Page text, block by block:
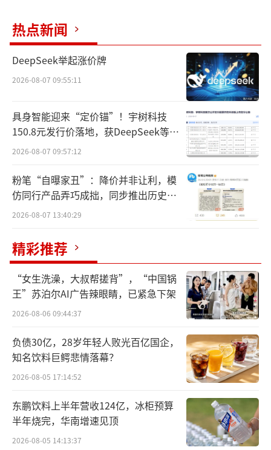
海外巨头垄断，叠加一季度业绩成功扭亏等多
重利好，成就了本轮行情。
而股价狂飙的背后，一场覆盖国资、创投
机构及高管的造富盛宴也在悄然拉开帷幕。
一个月涨超12倍
报价510元，最终收于631元，涨幅达19.96%，
总市值攀升至2752.53亿元。
日股价涨幅突破10倍的亮眼纪录，如今其股价
较发行价涨幅已达12.7倍，成为2026年A股市场
最受瞩目的次新股之一。
如果说生成式AI的崛起是吹响这波资本热
潮的行业东风，那存储便是制约AI性能释放的
核心瓶颈。
型，但实际应用场景中，存储才是数据运转的
核心枢纽。AI大模型训练需要海量数据吞吐，
热点新闻
DeepSeek举起涨价牌
2026-08-07 09:55:11
具身智能迎来“定价锚”！宇树科技
150.8元发行价落地，获DeepSeek等豪
华战配加持
2026-08-07 09:57:12
粉笔“自曝家丑”：降价并非让利，模
仿同行产品弄巧成拙，同步推出历史学
员退费方案
2026-08-07 13:40:29
精彩推荐
“女生洗澡，大叔帮搓背”，“中国锅
王”苏泊尔AI广告辣眼睛，已紧急下架
2026-08-06 09:44:37
负债30亿，28岁年轻人败光百亿国企，
知名饮料巨鳄悲情落幕？
2026-08-05 17:14:52
东鹏饮料上半年营收124亿，冰柜预算
半年烧完，华南增速见顶
2026-08-05 14:13:37